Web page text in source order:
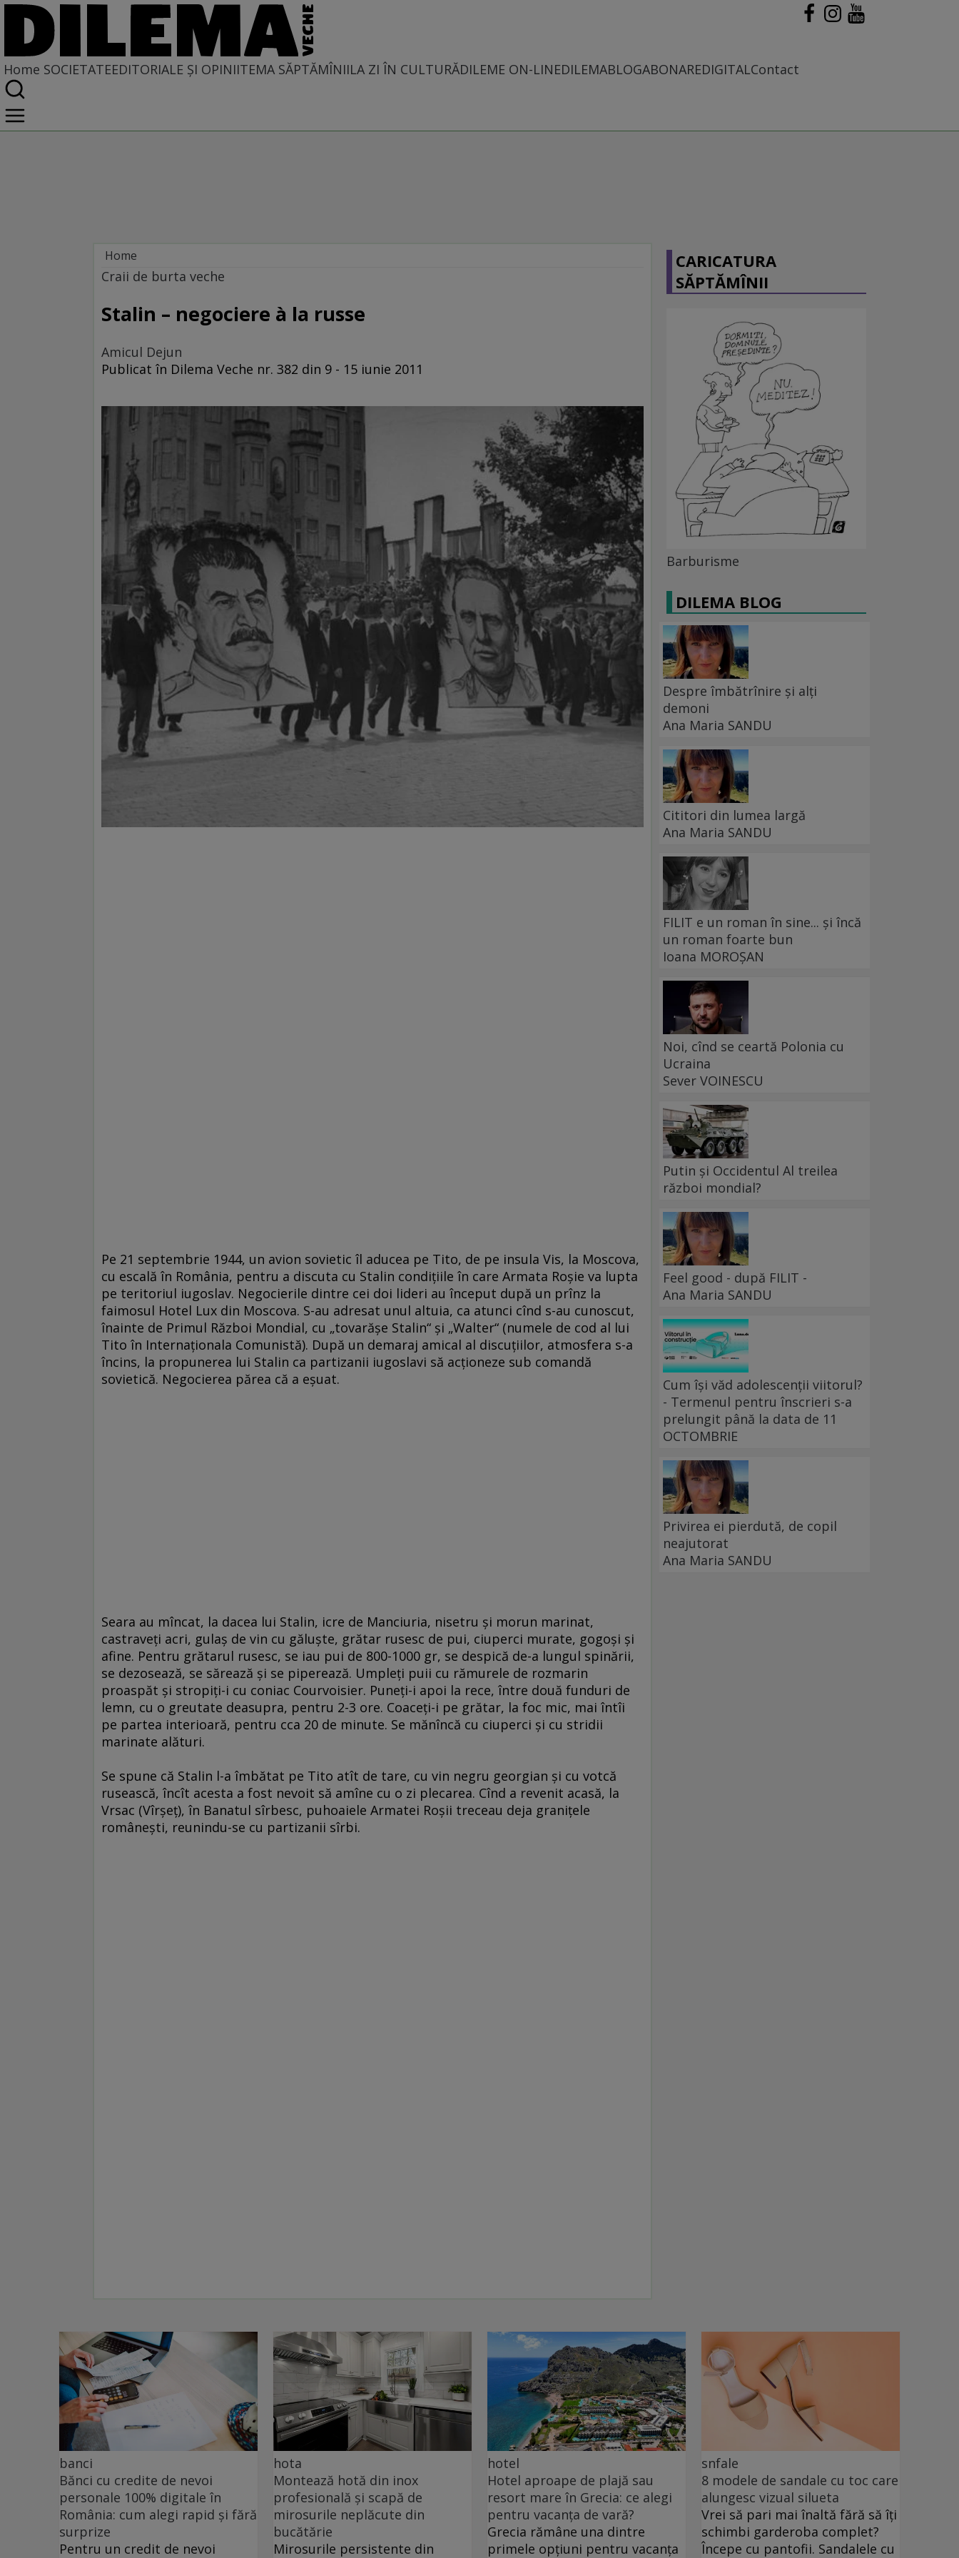
Home SOCIETATEEDITORIALE ȘI OPINIITEMA SĂPTĂMÎNIILA ZI ÎN CULTURĂDILEME ON-LINEDILEMABLOGABONAREDIGITALContact
Home
Societate
Craii de burta veche
Stalin – negociere à la russe
Amicul Dejun
Publicat în Dilema Veche nr. 382 din 9 - 15 iunie 2011
Pe 21 septembrie 1944, un avion sovietic îl aducea pe Tito, de pe insula Vis, la Moscova,
cu escală în România, pentru a discuta cu Stalin condiţiile în care Armata Roşie va lupta
pe teritoriul iugoslav. Negocierile dintre cei doi lideri au început după un prînz la
faimosul Hotel Lux din Moscova. S-au adresat unul altuia, ca atunci cînd s-au cunoscut,
înainte de Primul Război Mondial, cu „tovarăşe Stalin“ şi „Walter“ (numele de cod al lui
Tito în Internaţionala Comunistă). După un demaraj amical al discuţiilor, atmosfera s-a
încins, la propunerea lui Stalin ca partizanii iugoslavi să acţioneze sub comandă
sovietică. Negocierea părea că a eşuat.
Seara au mîncat, la dacea lui Stalin, icre de Manciuria, nisetru şi morun marinat,
castraveţi acri, gulaş de vin cu găluşte, grătar rusesc de pui, ciuperci murate, gogoşi şi
afine. Pentru grătarul rusesc, se iau pui de 800-1000 gr, se despică de-a lungul spinării,
se dezosează, se sărează şi se piperează. Umpleţi puii cu rămurele de rozmarin
proaspăt şi stropiţi-i cu coniac Courvoisier. Puneţi-i apoi la rece, între două funduri de
lemn, cu o greutate deasupra, pentru 2-3 ore. Coaceţi-i pe grătar, la foc mic, mai întîi
pe partea interioară, pentru cca 20 de minute. Se mănîncă cu ciuperci şi cu stridii
marinate alături.
Se spune că Stalin l-a îmbătat pe Tito atît de tare, cu vin negru georgian şi cu votcă
rusească, încît acesta a fost nevoit să amîne cu o zi plecarea. Cînd a revenit acasă, la
Vrsac (Vîrşeţ), în Banatul sîrbesc, puhoaiele Armatei Roşii treceau deja graniţele
româneşti, reunindu-se cu partizanii sîrbi.
CARICATURA
SĂPTĂMÎNII
Barburisme
DILEMA BLOG
Despre îmbătrînire și alți
demoni
Ana Maria SANDU
Cititori din lumea largă
Ana Maria SANDU
FILIT e un roman în sine... și încă
un roman foarte bun
Ioana MOROȘAN
Noi, cînd se ceartă Polonia cu
Ucraina
Sever VOINESCU
Putin și Occidentul Al treilea
război mondial?
Feel good - după FILIT -
Ana Maria SANDU
Cum își văd adolescenții viitorul?
- Termenul pentru înscrieri s-a
prelungit până la data de 11
OCTOMBRIE
Privirea ei pierdută, de copil
neajutorat
Ana Maria SANDU
banci
Bănci cu credite de nevoi
personale 100% digitale în
România: cum alegi rapid și fără
surprize
Pentru un credit de nevoi
hota
Montează hotă din inox
profesională și scapă de
mirosurile neplăcute din
bucătărie
Mirosurile persistente din
hotel
Hotel aproape de plajă sau
resort mare în Grecia: ce alegi
pentru vacanța de vară?
Grecia rămâne una dintre
primele opțiuni pentru vacanța
snfale
8 modele de sandale cu toc care
alungesc vizual silueta
Vrei să pari mai înaltă fără să îți
schimbi garderoba complet?
Începe cu pantofii. Sandalele cu